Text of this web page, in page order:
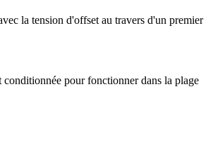
la tension d'offset au travers d'un premier
pour fonctionner dans la plage